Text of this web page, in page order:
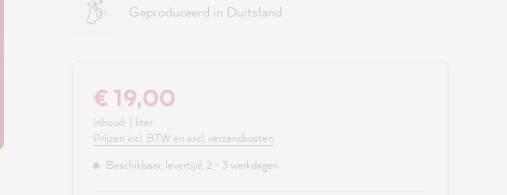
Geproduceerd in Duitsland
€ 19,00
Inhoud: 1 liter
Prijzen incl. BTW en excl. verzendkosten
Beschikbaar, levertijd: 2 - 3 werkdagen